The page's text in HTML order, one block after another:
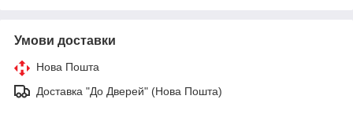
Умови доставки
Нова Пошта
Доставка "До Дверей" (Нова Пошта)